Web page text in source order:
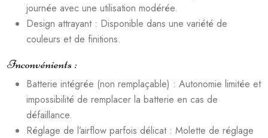
journée avec une utilisation modérée.
Design attrayant : Disponible dans une variété de
couleurs et de finitions.
Inconvénients :
Batterie intégrée (non remplaçable) : Autonomie limitée et
impossibilité de remplacer la batterie en cas de
défaillance.
Réglage de l’airflow parfois délicat : Molette de réglage